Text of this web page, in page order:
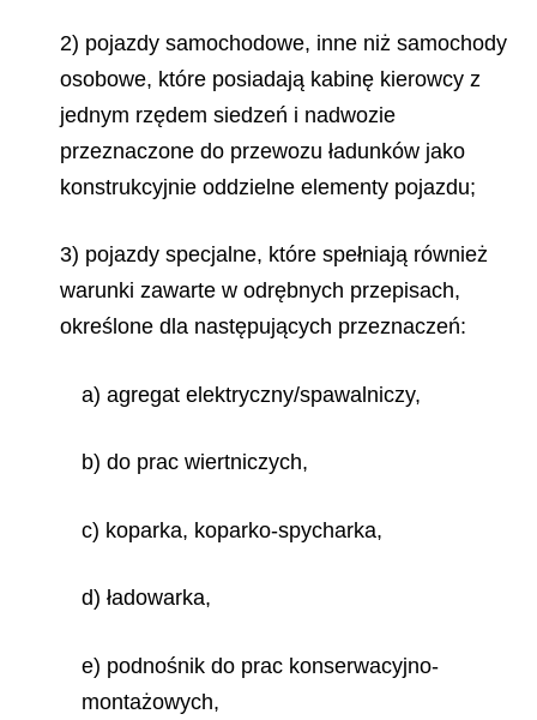
2) pojazdy samochodowe, inne niż samochody
osobowe, które posiadają kabinę kierowcy z
jednym rzędem siedzeń i nadwozie
przeznaczone do przewozu ładunków jako
konstrukcyjnie oddzielne elementy pojazdu;
3) pojazdy specjalne, które spełniają również
warunki zawarte w odrębnych przepisach,
określone dla następujących przeznaczeń:
a) agregat elektryczny/spawalniczy,
b) do prac wiertniczych,
c) koparka, koparko-spycharka,
d) ładowarka,
e) podnośnik do prac konserwacyjno-
montażowych,